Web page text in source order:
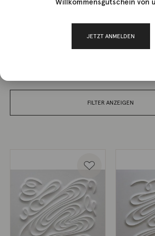
/ Brands / Moros, Jacinto
Moros, Jacinto
FILTER ANZEIGEN
Willkommensgutschein von
JETZT ANMELDEN